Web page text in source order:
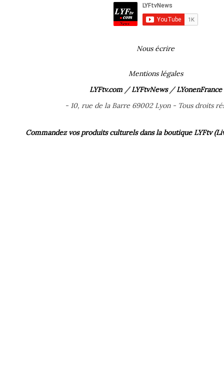
Nous écrire
Mentions légales
LYFtv.com/LYFtvNews/LYonenFrance
- 10, rue de la Barre 69002 Lyon - Tous droits
Commandez vos produits culturels dans la boutique LYFtv